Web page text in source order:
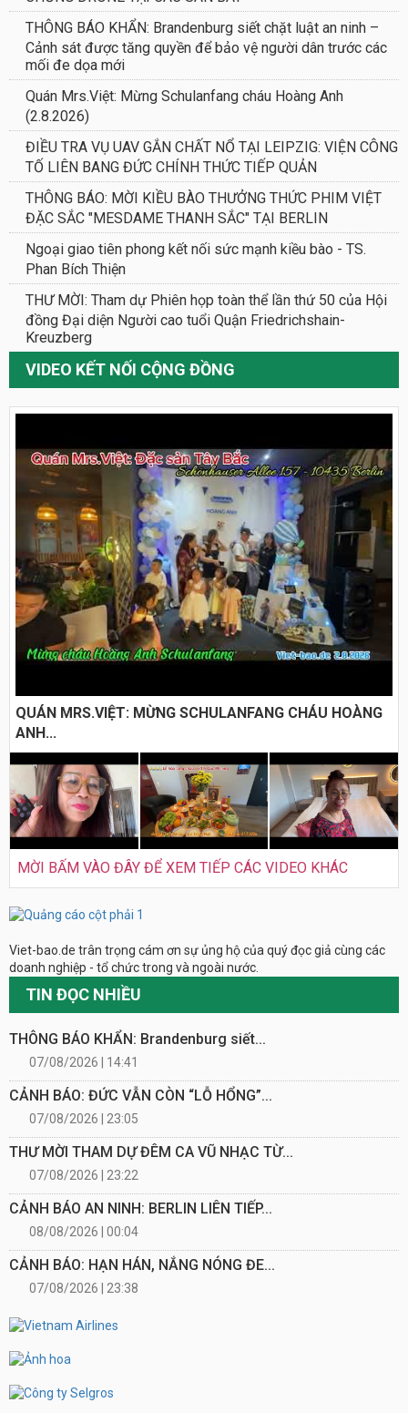
THÔNG BÁO KHẨN: Brandenburg siết chặt luật an ninh –
Cảnh sát được tăng quyền để bảo vệ người dân trước các
mối đe dọa mới
Quán Mrs.Việt: Mừng Schulanfang cháu Hoàng Anh
(2.8.2026)
ĐIỀU TRA VỤ UAV GẮN CHẤT NỔ TẠI LEIPZIG: VIỆN CÔNG
TỐ LIÊN BANG ĐỨC CHÍNH THỨC TIẾP QUẢN
THÔNG BÁO: MỜI KIỀU BÀO THƯỞNG THỨC PHIM VIỆT
ĐẶC SẮC "MESDAME THANH SẮC" TẠI BERLIN
Ngoại giao tiên phong kết nối sức mạnh kiều bào - TS.
Phan Bích Thiện
THƯ MỜI: Tham dự Phiên họp toàn thể lần thứ 50 của Hội
đồng Đại diện Người cao tuổi Quận Friedrichshain-
Kreuzberg
VIDEO KẾT NỐI CỘNG ĐỒNG
QUÁN MRS.VIỆT: MỪNG SCHULANFANG CHÁU HOÀNG
ANH...
MỜI BẤM VÀO ĐÂY ĐỂ XEM TIẾP CÁC VIDEO KHÁC
Viet-bao.de trân trọng cám ơn sự ủng hộ của quý đọc giả cùng các
doanh nghiệp - tổ chức trong và ngoài nước.
TIN ĐỌC NHIỀU
THÔNG BÁO KHẨN: Brandenburg siết...
07/08/2026 | 14:41
CẢNH BÁO: ĐỨC VẪN CÒN “LỖ HỔNG”...
07/08/2026 | 23:05
THƯ MỜI THAM DỰ ĐÊM CA VŨ NHẠC TỪ...
07/08/2026 | 23:22
CẢNH BÁO AN NINH: BERLIN LIÊN TIẾP...
08/08/2026 | 00:04
CẢNH BÁO: HẠN HÁN, NẮNG NÓNG ĐE...
07/08/2026 | 23:38